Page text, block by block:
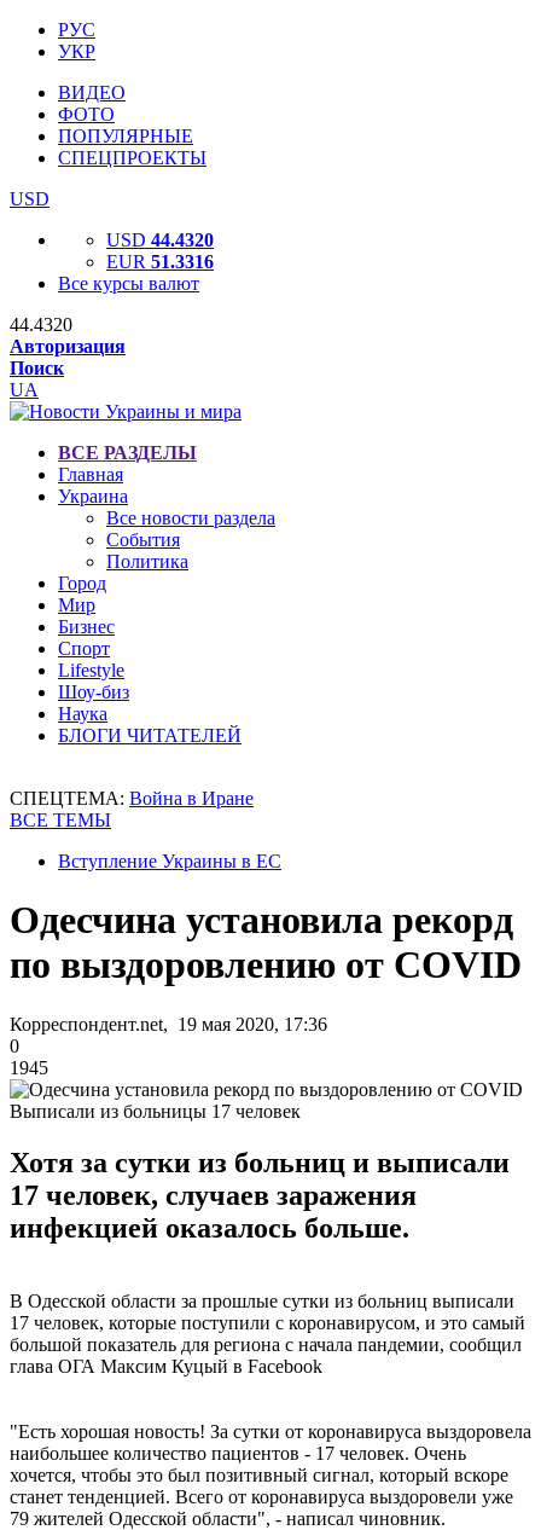
РУС
УКР
ВИДЕО
ФОТО
ПОПУЛЯРНЫЕ
СПЕЦПРОЕКТЫ
USD
USD 44.4320
EUR 51.3316
Все курсы валют
44.4320
Авторизация
Поиск
UA
ВСЕ РАЗДЕЛЫ
Главная
Украина
Все новости раздела
События
Политика
Город
Мир
Бизнес
Спорт
Lifestyle
Шоу-биз
Наука
БЛОГИ ЧИТАТЕЛЕЙ
СПЕЦТЕМА: Война в Иране
ВСЕ ТЕМЫ
Вступление Украины в ЕС
Одесчина установила рекорд
по выздоровлению от COVID
Корреспондент.net, 19 мая 2020, 17:36
0
1945
Выписали из больницы 17 человек
Хотя за сутки из больниц и выписали
17 человек, случаев заражения
инфекцией оказалось больше.
В Одесской области за прошлые сутки из больниц выписали
17 человек, которые поступили с коронавирусом, и это самый
большой показатель для региона с начала пандемии, сообщил
глава ОГА Максим Куцый в Facebook
"Есть хорошая новость! За сутки от коронавируса выздоровела
наибольшее количество пациентов - 17 человек. Очень
хочется, чтобы это был позитивный сигнал, который вскоре
станет тенденцией. Всего от коронавируса выздоровели уже
79 жителей Одесской области", - написал чиновник.